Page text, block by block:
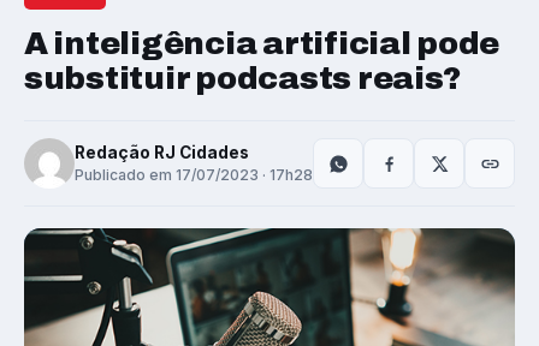
A inteligência artificial pode
substituir podcasts reais?
Redação RJ Cidades
Publicado em 17/07/2023 · 17h28